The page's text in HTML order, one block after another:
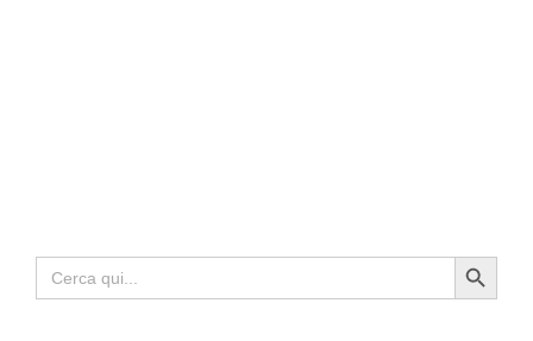
Search
for:
Search Button